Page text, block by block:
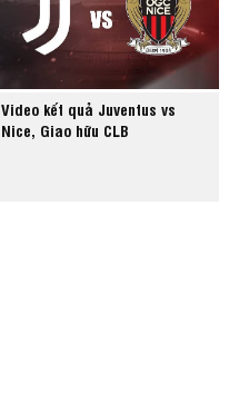
Video kết quả Juventus vs
Nice, Giao hữu CLB